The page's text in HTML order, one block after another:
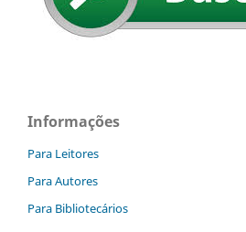
Informações
Para Leitores
Para Autores
Para Bibliotecários